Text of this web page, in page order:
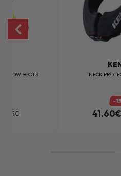
BOOTS NECK
-
41.60€